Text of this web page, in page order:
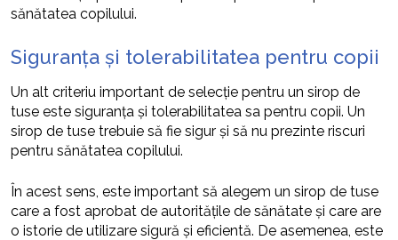
sănătatea copilului.
Siguranța și tolerabilitatea pentru copii
Un alt criteriu important de selecție pentru un sirop de
tuse este siguranța și tolerabilitatea sa pentru copii. Un
sirop de tuse trebuie să fie sigur și să nu prezinte riscuri
pentru sănătatea copilului.
În acest sens, este important să alegem un sirop de tuse
care a fost aprobat de autoritățile de sănătate și care are
o istorie de utilizare sigură și eficientă. De asemenea, este